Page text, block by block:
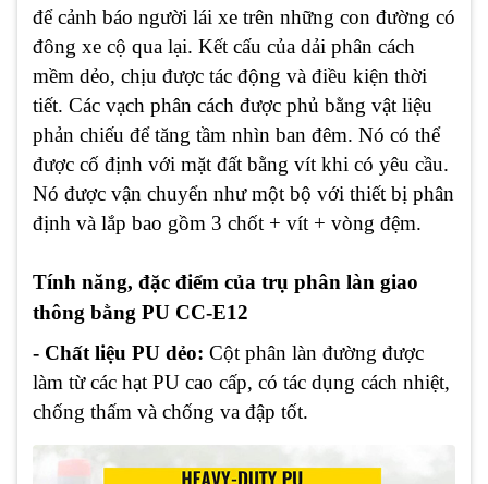
để cảnh báo người lái xe trên những con đường có
đông xe cộ qua lại. Kết cấu của dải phân cách
mềm dẻo, chịu được tác động và điều kiện thời
tiết. Các vạch phân cách được phủ bằng vật liệu
phản chiếu để tăng tầm nhìn ban đêm. Nó có thể
được cố định với mặt đất bằng vít khi có yêu cầu.
Nó được vận chuyển như một bộ với thiết bị phân
định và lắp bao gồm 3 chốt + vít + vòng đệm.
Tính năng, đặc điểm của trụ phân làn giao
thông bằng PU CC-E12
- Chất liệu PU dẻo: Cột phân làn đường được
làm từ các hạt PU cao cấp, có tác dụng cách nhiệt,
chống thấm và chống va đập tốt.